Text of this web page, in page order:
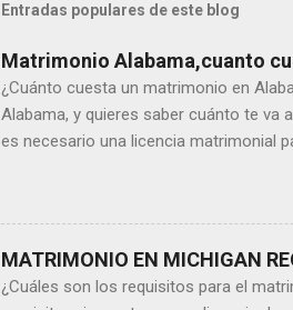
Entradas populares de este blog
Matrimonio Alabama,cuanto
¿Cuánto cuesta un matrimonio en
Alabama, y quieres saber cuánto te va
es necesario una licencia matrimonial
2.- Firmas el formulario ante un
el tribunal de sucesiones del condado
Ahora, el registro del certificado de
MATRIMONIO EN MICHIGAN
¿Cuáles son los requisitos para el